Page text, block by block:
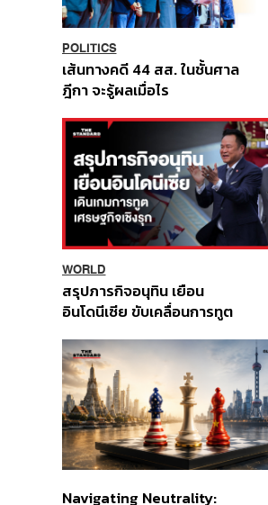
POLITICS
เส้นทางคดี 44 สส. ในชั้นศาล
ฎีกา จะรู้ผลเมื่อไร
WORLD
สรุปภารกิจอนุทิน เยือน
อินโดนีเซีย ขับเคลื่อนการทูต
ส่วนยุทธศาสตร์ไทย –
อินโดนีเซีย
Navigating Neutrality: